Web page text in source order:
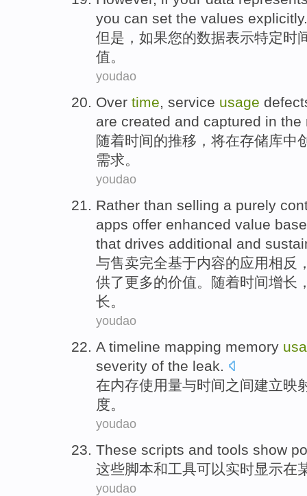
you can set the values explicitly.
但是 ， 如果您的数据表示特定时
值。
youdao
Over time, service usage
are created and captured in the
随着时间的推移， 将在存储库中
需求。
youdao
Rather than selling a purely
apps offer enhanced value
that drives additional and
与售卖完全基于内容的应用相反
供了更多的价值。 随着时间增长
长。
youdao
A timeline mapping memory
severity of the leak.
在内存使用量与时间之间建立映
度。
youdao
These scripts and tools show
这些脚本和工具可以实时显示在
youdao